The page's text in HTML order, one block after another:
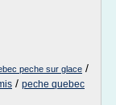
peche sur glace /
/ peche quebec